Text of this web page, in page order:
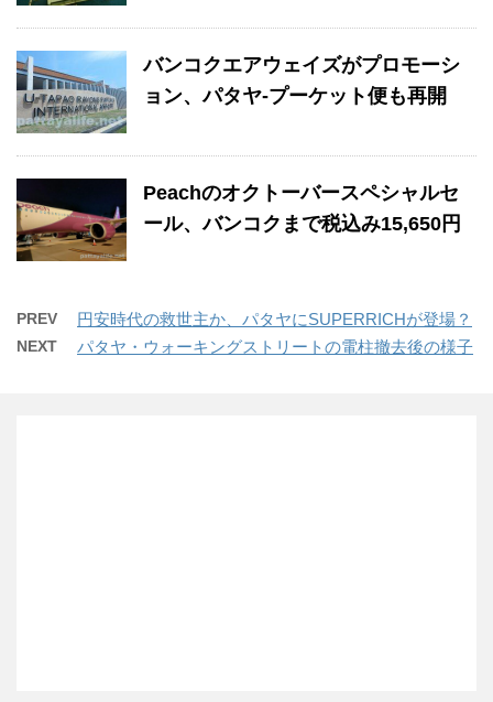
バンコクエアウェイズがプロモーシ
ョン、パタヤ-プーケット便も再開
Peachのオクトーバースペシャルセ
ール、バンコクまで税込み15,650円
PREV 円安時代の救世主か、パタヤにSUPERRICHが登場？
NEXT パタヤ・ウォーキングストリートの電柱撤去後の様子